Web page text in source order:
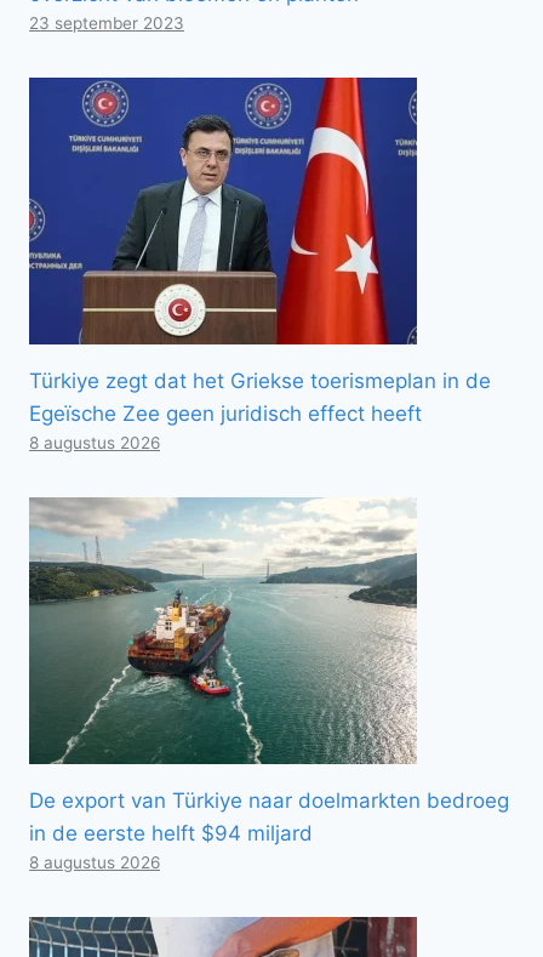
23 september 2023
Türkiye zegt dat het Griekse toerismeplan in de
Egeïsche Zee geen juridisch effect heeft
8 augustus 2026
De export van Türkiye naar doelmarkten bedroeg
in de eerste helft $94 miljard
8 augustus 2026